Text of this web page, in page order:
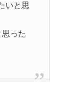
いと思
った